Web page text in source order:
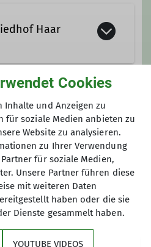
Haar
24
Cookies
Inhalte und Anzeigen zu
für soziale Medien anbieten zu
Website zu analysieren.
zu Ihrer Verwendung
für soziale Medien,
Unsere Partner führen diese
mit weiteren Daten
haben oder die sie
Dienste gesammelt haben.
YOUTUBE VIDEOS